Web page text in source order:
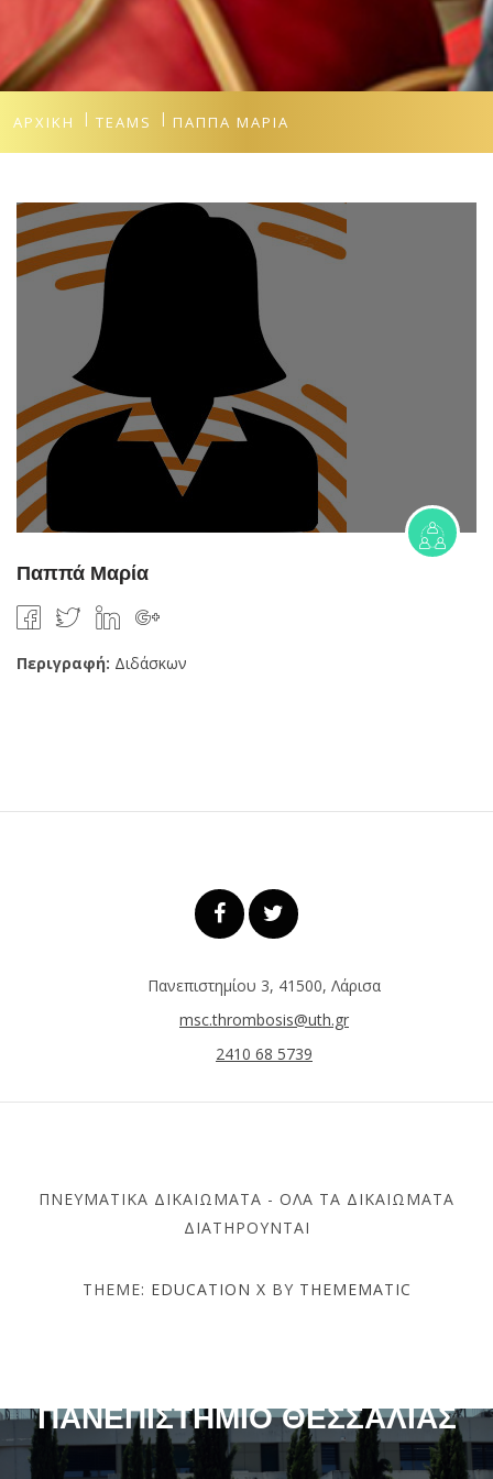
ΑΡΧΙΚΉ TEAMS ΠΑΠΠΆ ΜΑΡΊΑ
Παππά Μαρία
Περιγραφή: Διδάσκων
Πανεπιστημίου 3, 41500, Λάρισα
msc.thrombosis@uth.gr
2410 68 5739
ΠΝΕΥΜΑΤΙΚΆ ΔΙΚΑΙΏΜΑΤΑ - ΌΛΑ ΤΑ ΔΙΚΑΙΏΜΑΤΑ
ΔΙΑΤΗΡΟΎΝΤΑΙ
THEME: EDUCATION X BY THEMEMATIC
ΠΑΝΕΠΙΣΤΉΜΙΟ ΘΕΣΣΑΛΊΑΣ